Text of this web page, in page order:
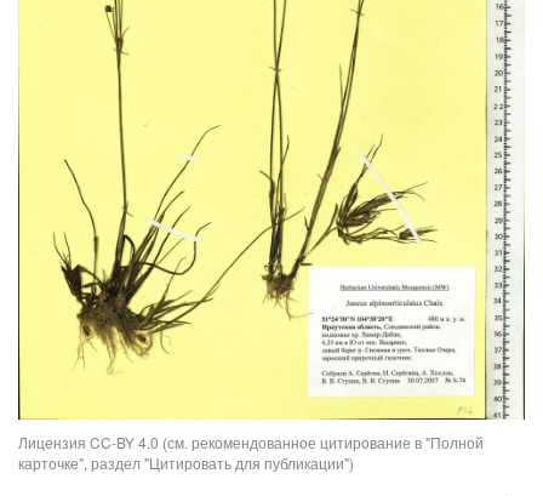
Лицензия CC-BY 4.0 (см. рекомендованное цитирование в "Полной
карточке", раздел "Цитировать для публикации")